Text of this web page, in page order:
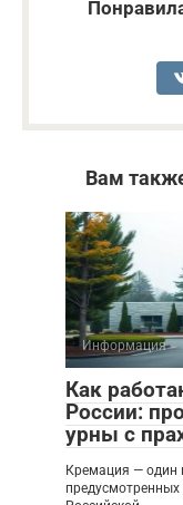
Вам
Информация
Как
России:
урны с
Кремация — один